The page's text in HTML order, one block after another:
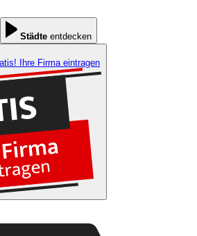
Städte entdecken
Ihre Firma eintragen